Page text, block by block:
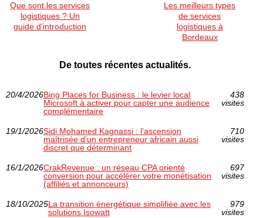
Que sont les services
logistiques ? Un
guide d'introduction
Les meilleurs types
de services
logistiques à
Bordeaux
De toutes récentes actualités.
20/4/2026Bing Places for Business : le levier local
Microsoft à activer pour capter une audience
complémentaire
438
visites
19/1/2026Sidi Mohamed Kagnassi : l’ascension
maîtrisée d’un entrepreneur africain aussi
discret que déterminant
710
visites
16/1/2026CrakRevenue : un réseau CPA orienté
conversion pour accélérer votre monétisation
(affiliés et annonceurs)
697
visites
18/10/2025La transition énergétique simplifiée avec les
solutions Isowatt
979
visites